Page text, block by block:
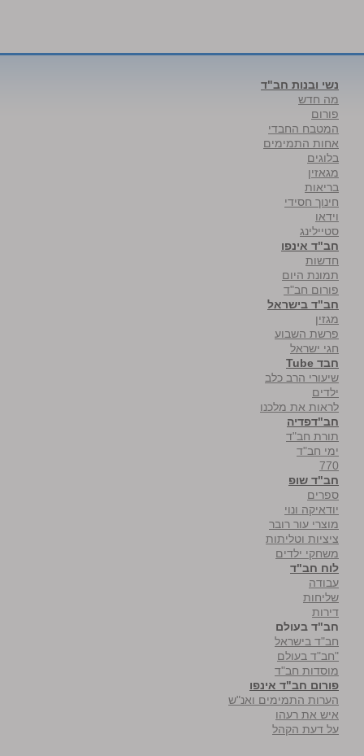
נשי ובנות חב"ד
מה חדש
פורום
המטבח החבדי
אחות התמימים
בלוגים
מגאזין
בריאות
חינוך חסידי
וידאו
סטיילינג
חב"ד אינפו
חדשות
תמונת היום
פורום חב"ד
חב"ד בישראל
מגזין
פרשת השבוע
חגי ישראל
חבד Tube
שיעורי הרב כלב
ילדים
לראות את מלכנו
חב"דפדיה
תורת חב"ד
ימי חב"ד
770
חב"ד שופ
ספרים
יודאיקה ונוי
מוצרי עור רובר
ציציות וטליתות
משחקי ילדים
לוח חב"ד
עבודה
שליחות
דירות
חב"ד בעולם
חב"ד בישראל
"חב"ד בעולם
מוסדות חב"ד
פורום חב"ד אינפו
הערות התמימים ואנ"ש
איש את רעהו
על דעת הקהל